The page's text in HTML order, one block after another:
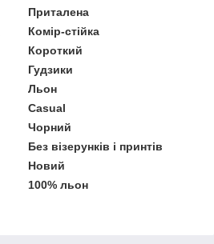
Приталена
Комір-стійка
Короткий
Гудзики
Льон
Casual
Чорний
Без візерунків і принтів
Новий
100% льон